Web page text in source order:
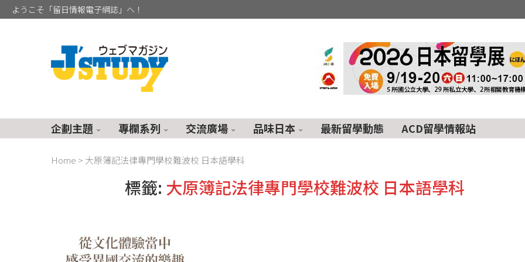
ようこそ「留日情報電子網誌」へ！
企劃主題 專欄系列 交流廣場 品味日本 最新留學動態 ACD留學情報站
Home > 大原簿記法律專門學校難波校 日本語學科
標籤: 大原簿記法律專門學校難波校 日本語學科